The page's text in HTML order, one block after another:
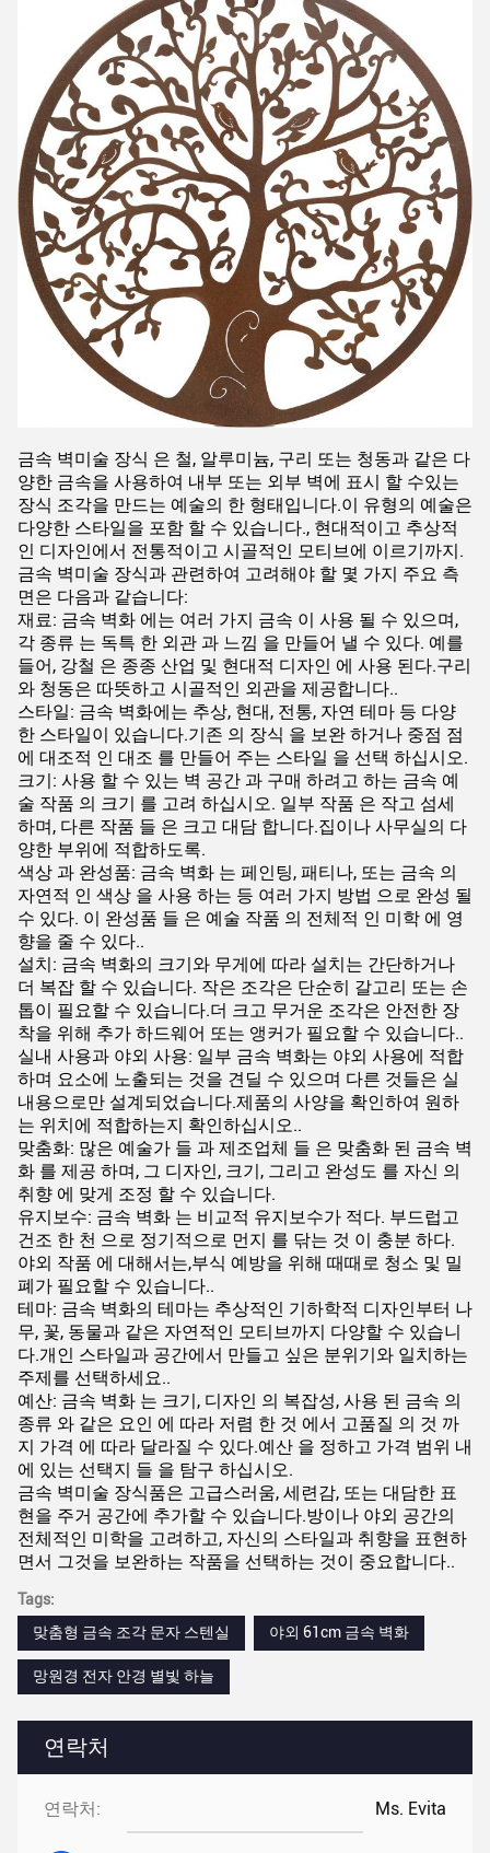
연락처
연락처: Ms. Evita
금속 벽미술 장식 은 철, 알루미늄, 구리 또는 청동과 같은 다
양한 금속을 사용하여 내부 또는 외부 벽에 표시 할 수있는
장식 조각을 만드는 예술의 한 형태입니다.이 유형의 예술은
다양한 스타일을 포함 할 수 있습니다., 현대적이고 추상적
인 디자인에서 전통적이고 시골적인 모티브에 이르기까지.
금속 벽미술 장식과 관련하여 고려해야 할 몇 가지 주요 측
면은 다음과 같습니다:
재료: 금속 벽화 에는 여러 가지 금속 이 사용 될 수 있으며,
각 종류 는 독특 한 외관 과 느낌 을 만들어 낼 수 있다. 예를
들어, 강철 은 종종 산업 및 현대적 디자인 에 사용 된다.구리
와 청동은 따뜻하고 시골적인 외관을 제공합니다..
스타일: 금속 벽화에는 추상, 현대, 전통, 자연 테마 등 다양
한 스타일이 있습니다.기존 의 장식 을 보완 하거나 중점 점
에 대조적 인 대조 를 만들어 주는 스타일 을 선택 하십시오.
크기: 사용 할 수 있는 벽 공간 과 구매 하려고 하는 금속 예
술 작품 의 크기 를 고려 하십시오. 일부 작품 은 작고 섬세
하며, 다른 작품 들 은 크고 대담 합니다.집이나 사무실의 다
양한 부위에 적합하도록.
색상 과 완성품: 금속 벽화 는 페인팅, 패티나, 또는 금속 의
자연적 인 색상 을 사용 하는 등 여러 가지 방법 으로 완성 될
수 있다. 이 완성품 들 은 예술 작품 의 전체적 인 미학 에 영
향을 줄 수 있다..
설치: 금속 벽화의 크기와 무게에 따라 설치는 간단하거나
더 복잡 할 수 있습니다. 작은 조각은 단순히 갈고리 또는 손
톱이 필요할 수 있습니다.더 크고 무거운 조각은 안전한 장
착을 위해 추가 하드웨어 또는 앵커가 필요할 수 있습니다..
실내 사용과 야외 사용: 일부 금속 벽화는 야외 사용에 적합
하며 요소에 노출되는 것을 견딜 수 있으며 다른 것들은 실
내용으로만 설계되었습니다.제품의 사양을 확인하여 원하
는 위치에 적합하는지 확인하십시오..
맞춤화: 많은 예술가 들 과 제조업체 들 은 맞춤화 된 금속 벽
화 를 제공 하며, 그 디자인, 크기, 그리고 완성도 를 자신 의
취향 에 맞게 조정 할 수 있습니다.
유지보수: 금속 벽화 는 비교적 유지보수가 적다. 부드럽고
건조 한 천 으로 정기적으로 먼지 를 닦는 것 이 충분 하다.
야외 작품 에 대해서는,부식 예방을 위해 때때로 청소 및 밀
폐가 필요할 수 있습니다..
테마: 금속 벽화의 테마는 추상적인 기하학적 디자인부터 나
무, 꽃, 동물과 같은 자연적인 모티브까지 다양할 수 있습니
다.개인 스타일과 공간에서 만들고 싶은 분위기와 일치하는
주제를 선택하세요..
예산: 금속 벽화 는 크기, 디자인 의 복잡성, 사용 된 금속 의
종류 와 같은 요인 에 따라 저렴 한 것 에서 고품질 의 것 까
지 가격 에 따라 달라질 수 있다.예산 을 정하고 가격 범위 내
에 있는 선택지 들 을 탐구 하십시오.
금속 벽미술 장식품은 고급스러움, 세련감, 또는 대담한 표
현을 주거 공간에 추가할 수 있습니다.방이나 야외 공간의
전체적인 미학을 고려하고, 자신의 스타일과 취향을 표현하
면서 그것을 보완하는 작품을 선택하는 것이 중요합니다..
Tags:
맞춤형 금속 조각 문자 스텐실
야외 61cm 금속 벽화
망원경 전자 안경 별빛 하늘